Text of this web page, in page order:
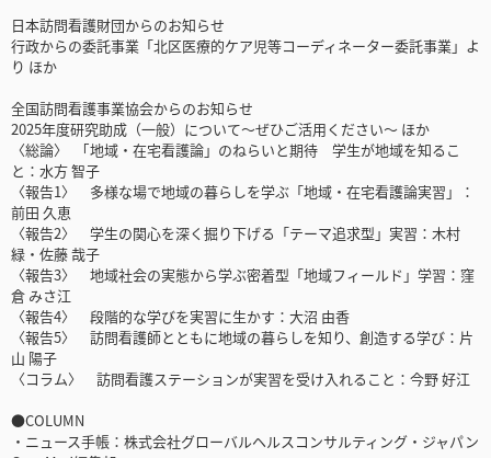
日本訪問看護財団からのお知らせ
行政からの委託事業「北区医療的ケア児等コーディネーター委託事業」よ
り ほか
全国訪問看護事業協会からのお知らせ
2025年度研究助成（一般）について〜ぜひご活用ください～ ほか
〈総論〉 ｢地域・在宅看護論」のねらいと期待 学生が地域を知るこ
と：水方 智子
〈報告1〉 多様な場で地域の暮らしを学ぶ「地域・在宅看護論実習」：
前田 久恵
〈報告2〉 学生の関心を深く掘り下げる「テーマ追求型」実習：木村
緑・佐藤 哉子
〈報告3〉 地域社会の実態から学ぶ密着型「地域フィールド」学習：窪
倉 みさ江
〈報告4〉 段階的な学びを実習に生かす：大沼 由香
〈報告5〉 訪問看護師とともに地域の暮らしを知り、創造する学び：片
山 陽子
〈コラム〉 訪問看護ステーションが実習を受け入れること：今野 好江
●COLUMN
・ニュース手帳：株式会社グローバルヘルスコンサルティング・ジャパン